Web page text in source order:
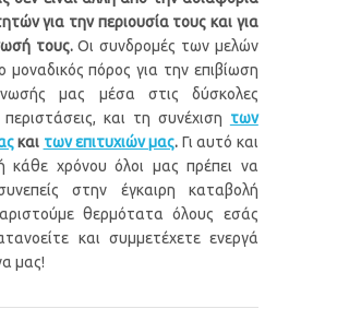
για την περιουσία τους και για
τους.Οι συνδρομές των μελών
μοναδικός πόρος για την επιβίωση
μας
μέσα στις δύσκολες
περιστάσεις, και τη συνέχιση των
και των επιτυχιών μας. Γι αυτό και
κάθε χρόνου όλοι μας πρέπει να
στην έγκαιρη καταβολή
θερμότατα όλους εσάς
και συμμετέχετε ενεργά
μας!